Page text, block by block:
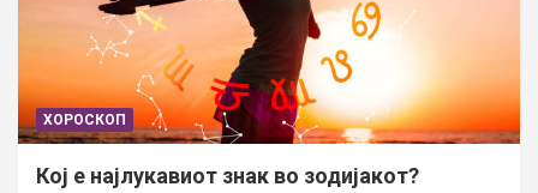
ХОРОСКОП
Кој е најлукавиот знак во зодијакот?